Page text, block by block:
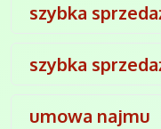
szybka
szybka
umowa najmu